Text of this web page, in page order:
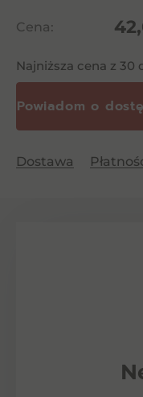
Cena:
Najniższa cena z 30
Dostawa